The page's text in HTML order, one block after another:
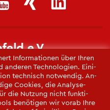
In­for­ma­tio­nen über Ihren
an­de­ren Tech­no­lo­gi­en. Ei­ni­
tech­nisch not­wen­dig. An­
Coo­kies, die Ana­ly­se-
die Nut­zung nicht funk­ti­
be­nö­ti­gen wir vorab Ihre
e.V.